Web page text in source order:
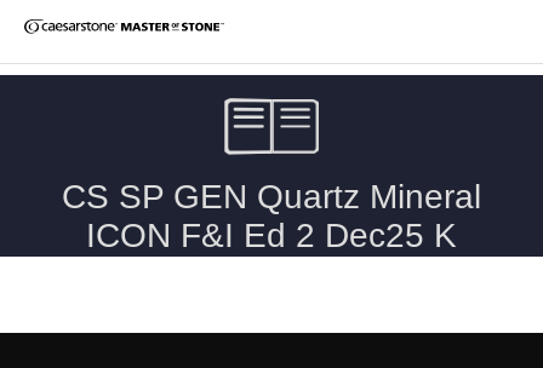
Fabricación e instalación de Caesarstone Cuarzo, Mineral &